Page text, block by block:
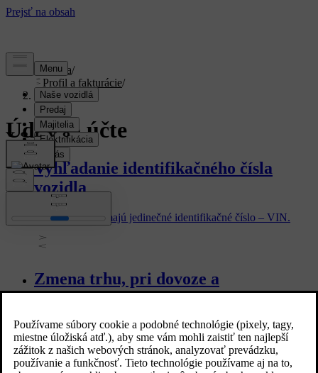
Podpora/
Profil a fakturácie/
Údaje o účte
Údaje o účte
Vyhľadanie identifikačného čísla
vozidla
Všetky vozidlá majú jedinečné identifikačné číslo – VIN.
Zmena trhu, pri dovoze a
premiestnení
Pri dovoze vozidla zo zahraničia alebo presťahovaní do inej
krajiny je dôležié, aby ste sa obrátili na autorizovaného dílera
Volvo a zaregistrovali sa na novom trhu. Zabezpečí sa tým
správne fungovanie pripojených služieb, ktoré Volvo ponúka.